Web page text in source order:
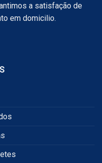
a satisfação de
em domicilio.